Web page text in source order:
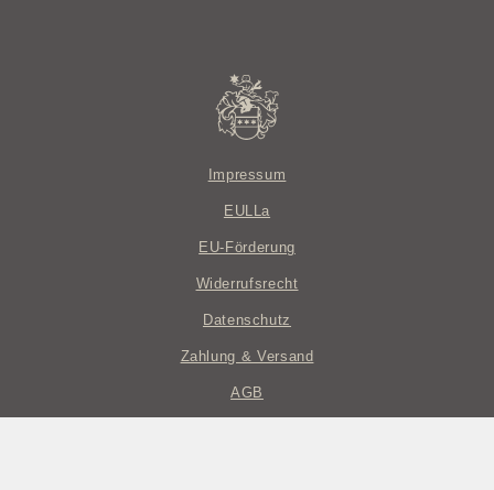
Impressum
EULLa
EU-Förderung
Widerrufsrecht
Datenschutz
Zahlung & Versand
AGB